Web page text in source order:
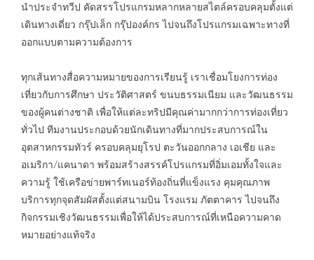
นำประจำทวีป คัดสรรโปรแกรมหลากหลายสไตล์ครอบคลุมตั้งแต่
เดินทางเดี่ยว กรุ๊ปเล็ก กรุ๊ปองค์กร ไปจนถึงโปรแกรมเฉพาะทางที่
ออกแบบตามความต้องการ
ทุกเส้นทางสื่อความหมายของการเรียนรู้ เราเชื่อมโยงการท่อง
เที่ยวกับการศึกษา ประวัติศาสตร์ ขนบธรรมเนียม และวัฒนธรรม
ของผู้คนต่างชาติ เพื่อให้แต่ละทริปมีคุณค่ามากกว่าการท่องเที่ยว
ทั่วไป ทีมงานประกอบด้วยนักเดินทางที่มากประสบการณ์ใน
อุตสาหกรรมทัวร์ ครอบคลุมยุโรป ตะวันออกกลาง เอเชีย และ
อเมริกา/แคนาดา พร้อมสร้างสรรค์โปรแกรมที่อิ่มเอมทั้งใจและ
ความรู้ ใช้เครือข่ายพาร์ทเนอร์ท้องถิ่นที่แข็งแรง คุมคุณภาพ
บริการทุกจุดสัมผัสตั้งแต่สนามบิน โรงแรม ภัตตาคาร ไปจนถึง
กิจกรรมเชิงวัฒนธรรมเพื่อให้ได้ประสบการณ์ที่เหนือความคาด
หมายอย่างแท้จริง